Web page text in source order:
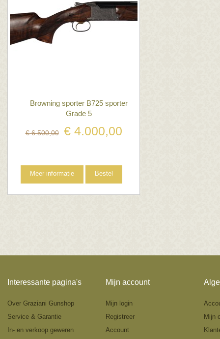
Browning sporter B725 sporter
Grade 5
€ 6.500,00 € 4.000,00
Meer informatie Bestel
Interessante pagina's
Over Graziani Gunshop
Service & Garantie
In- en verkoop geweren
Mijn account
Mijn login
Registreer
Account
Mijn